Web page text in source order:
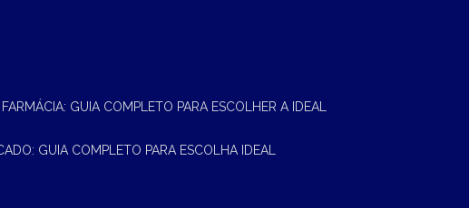
FARMÁCIA: GUIA COMPLETO PARA ESCOLHER A IDEAL
GUIA COMPLETO PARA ESCOLHA IDEAL